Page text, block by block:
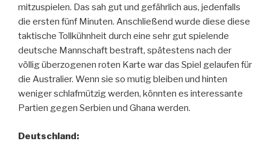
mitzuspielen. Das sah gut und gefährlich aus, jedenfalls
die ersten fünf Minuten. Anschließend wurde diese diese
taktische Tollkühnheit durch eine sehr gut spielende
deutsche Mannschaft bestraft, spätestens nach der
völlig überzogenen roten Karte war das Spiel gelaufen für
die Australier. Wenn sie so mutig bleiben und hinten
weniger schlafmützig werden, könnten es interessante
Partien gegen Serbien und Ghana werden.
Deutschland: